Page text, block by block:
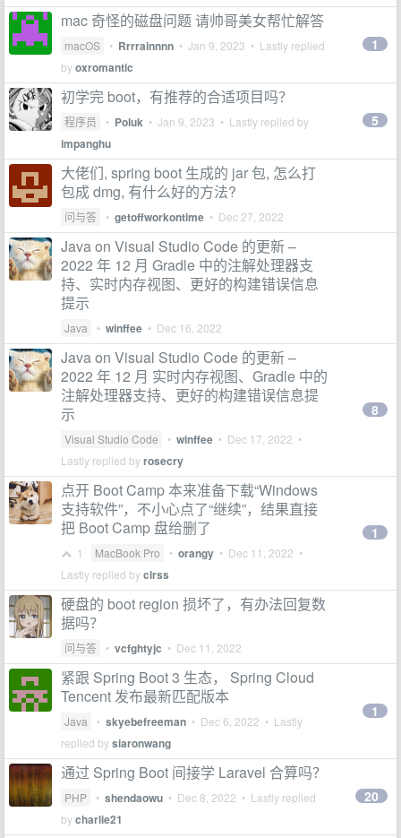
mac 奇怪的磁盘问题 请帅哥美女帮忙解答
macOS • Rrrrainnnn • Jan 9, 2023 • Lastly replied
byoxromantic
1
初学完 boot，有推荐的合适项目吗？
程序员 • Poluk • Jan 9, 2023 • Lastly replied by
impanghu
5
大佬们, spring boot 生成的 jar 包, 怎么打
包成 dmg, 有什么好的方法?
问与答 • getoffworkontime • Dec 27, 2022
Java on Visual Studio Code 的更新 –
2022 年 12 月 Gradle 中的注解处理器支
持、实时内存视图、更好的构建错误信息
提示
Java • winffee • Dec 16, 2022
Java on Visual Studio Code 的更新 –
2022 年 12 月 实时内存视图、Gradle 中的
注解处理器支持、更好的构建错误信息提
示
Visual Studio Code • winffee • Dec 17, 2022 •
Lastly replied byrosecry
8
点开 Boot Camp 本来准备下载“Windows
支持软件”，不小心点了“继续”，结果直接
把 Boot Camp 盘给删了
1 MacBook Pro • orangy • Dec 11, 2022 •
Lastly replied byclrss
1
硬盘的 boot region 损坏了，有办法回复数
据吗？
问与答 • vcfghtyjc • Dec 11, 2022
紧跟 Spring Boot 3 生态， Spring Cloud
Tencent 发布最新匹配版本
Java • skyebefreeman • Dec 6, 2022 • Lastly
replied bysiaronwang
1
通过 Spring Boot 间接学 Laravel 合算吗？
PHP • shendaowu • Dec 8, 2022 • Lastly replied
bycharlie21
20